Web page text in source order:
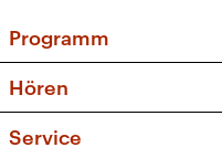
Programm
Sendungen und
Musikliste
Hören
Service